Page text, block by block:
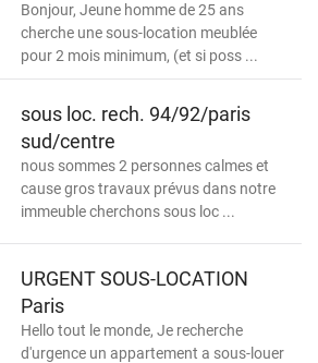
Bonjour, Jeune homme de 25 ans
cherche une sous-location meublée
pour 2 mois minimum, (et si poss ...
sous loc. rech. 94/92/paris
sud/centre
nous sommes 2 personnes calmes et
cause gros travaux prévus dans notre
immeuble cherchons sous loc ...
URGENT SOUS-LOCATION
Paris
Hello tout le monde, Je recherche
d'urgence un appartement a sous-louer